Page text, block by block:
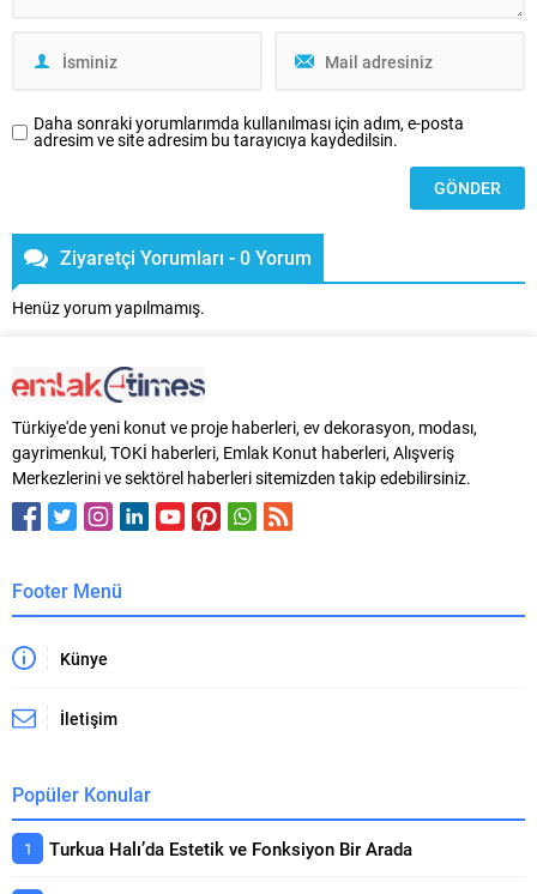
Daha sonraki yorumlarımda kullanılması için adım, e-posta
adresim ve site adresim bu tarayıcıya kaydedilsin.
Ziyaretçi Yorumları - 0 Yorum
Henüz yorum yapılmamış.
Türkiye'de yeni konut ve proje haberleri, ev dekorasyon, modası,
gayrimenkul, TOKİ haberleri, Emlak Konut haberleri, Alışveriş
Merkezlerini ve sektörel haberleri sitemizden takip edebilirsiniz.
Footer Menü
Künye
İletişim
Popüler Konular
Turkua Halı’da Estetik ve Fonksiyon Bir Arada